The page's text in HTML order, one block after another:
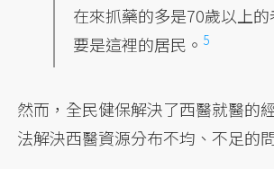
在來抓藥的多是70歲以上的
要是這裡的居民。 5
然而，全民健保解決了西醫就醫的
法解決西醫資源分布不均、不足的